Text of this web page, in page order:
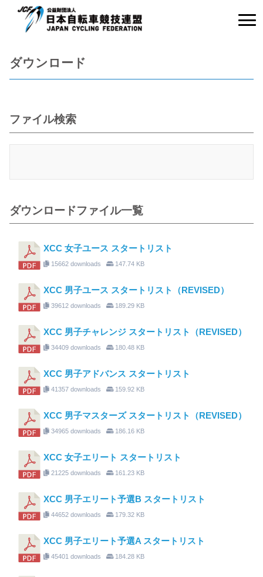
ダウンロード
ファイル検索
ダウンロードファイル一覧
XCC 女子ユース スタートリスト
15662 downloads 147.74 KB
XCC 男子ユース スタートリスト（REVISED）
39612 downloads 189.29 KB
XCC 男子チャレンジ スタートリスト（REVISED）
34409 downloads 180.48 KB
XCC 男子アドバンス スタートリスト
41357 downloads 159.92 KB
XCC 男子マスターズ スタートリスト（REVISED）
34965 downloads 186.16 KB
XCC 女子エリート スタートリスト
21225 downloads 161.23 KB
XCC 男子エリート予選B スタートリスト
44652 downloads 179.32 KB
XCC 男子エリート予選A スタートリスト
45401 downloads 184.28 KB